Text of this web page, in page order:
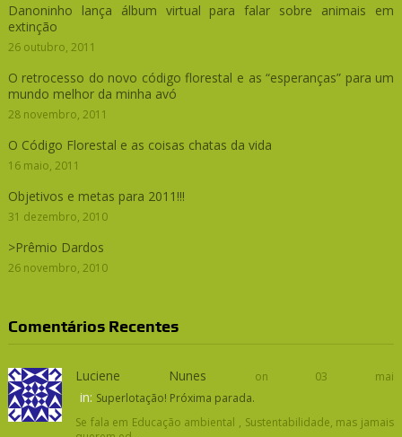
Danoninho lança álbum virtual para falar sobre animais em
extinção
26 outubro, 2011
O retrocesso do novo código florestal e as “esperanças” para um
mundo melhor da minha avó
28 novembro, 2011
O Código Florestal e as coisas chatas da vida
16 maio, 2011
Objetivos e metas para 2011!!!
31 dezembro, 2010
>Prêmio Dardos
26 novembro, 2010
Comentários Recentes
Luciene Nunes on 03 mai
in: Superlotação! Próxima parada.
Se fala em Educação ambiental , Sustentabilidade, mas jamais